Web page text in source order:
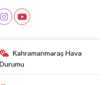
Kahramanmaraş Hava
Durumu